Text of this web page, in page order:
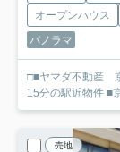
オープンハウス
パノラマ
□■ヤマダ不動産 京都伏見店■□ ━━物
15分の駅近物件 ■
売地